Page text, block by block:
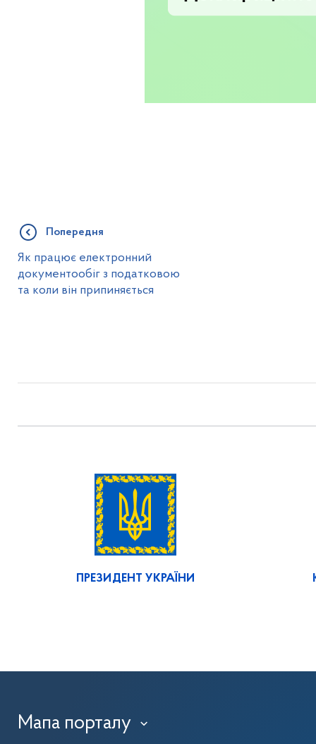
Попередня
Як працює електронний
документообіг з податковою
та коли він припиняється
ПРЕЗИДЕНТ УКРАЇНИ
Мапа порталу ›